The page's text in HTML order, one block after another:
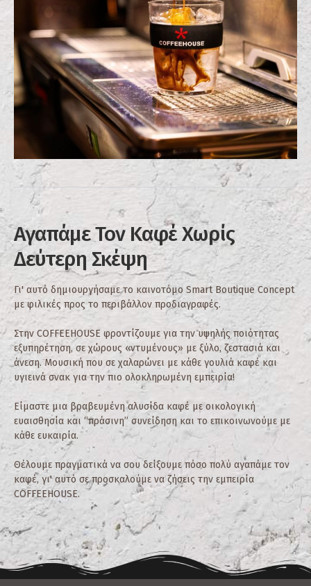
Αγαπάμε Τον Καφέ Χωρίς
Δεύτερη Σκέψη
Γι' αυτό δημιουργήσαμε το καινοτόμο Smart Boutique Concept
με φιλικές προς το περιβάλλον προδιαγραφές.
Στην COFFEEHOUSE φροντίζουμε για την υψηλής ποιότητας
εξυπηρέτηση, σε χώρους «ντυμένους» με ξύλο, ζεστασιά και
άνεση. Μουσική που σε χαλαρώνει με κάθε γουλιά καφέ και
υγιεινά σνακ για την πιο ολοκληρωμένη εμπειρία!
Είμαστε μια βραβευμένη αλυσίδα καφέ με οικολογική
ευαισθησία και “πράσινη” συνείδηση και το επικοινωνούμε με
κάθε ευκαιρία.
Θέλουμε πραγματικά να σου δείξουμε πόσο πολύ αγαπάμε τον
καφέ, γι' αυτό σε προσκαλούμε να ζήσεις την εμπειρία
COFFEEHOUSE.